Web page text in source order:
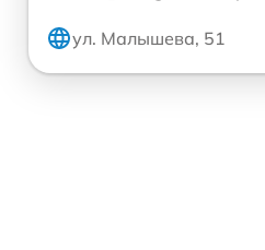
ул. Малышева, 51